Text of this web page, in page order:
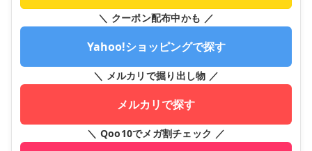
＼ クーポン配布中かも ／
Yahoo!ショッピングで探す
＼ メルカリで掘り出し物 ／
メルカリで探す
＼ Qoo10でメガ割チェック ／